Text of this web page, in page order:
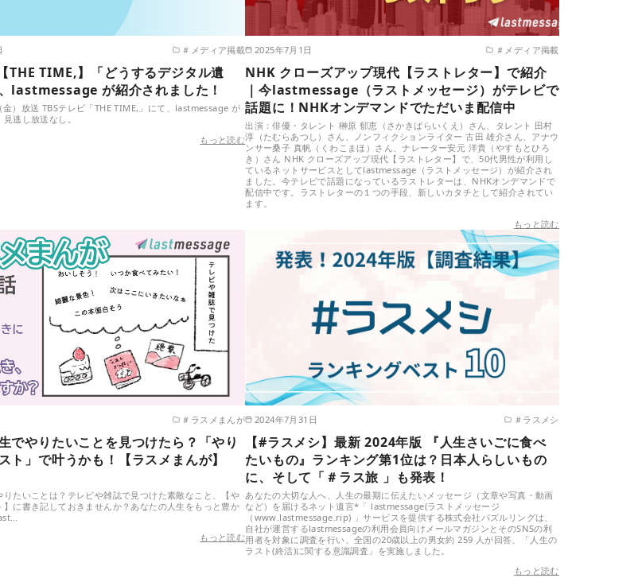
＃メディア掲載
THE TIME,】「どうするデジタル遺
lastmessage が紹介されました！
）放送 TBSテレビ「THE TIME,」にて、lastmessage が
逃し放送なし。
もっと読む
2025年7月1日 ＃メディア掲載
NHK クローズアップ現代【ラストレター】で紹介
｜今lastmessage（ラストメッセージ）がテレビで
話題に！NHKオンデマンドでただいま配信中
出演：俳優・タレント 榊原 郁恵（さかきばらいくえ）さん、タレント 田村
淳（たむらあつし）さん、ノンフィクションライター 古田 雄介さん、アナウ
ンサー桑子 真帆（くわこまほ）さん、ナレーター安元 洋貴（やすもとひろ
き）さん NHK クローズアップ現代【ラストレター】で、50代男性が利用し
ているネットサービスとしてlastmessage（ラストメッセージ）が紹介され
ました。今テレビで話題になっているラストレターは、NHKオンデマンドで
配信中です。ラストレターの１つの手段、新しいカタチとして紹介されてい
ます。
もっと読む
＃ラスメまんが
でやりたいことを見つけたら？「やり
ト」で叶うかも！【ラスメまんが】
りたいことは？テレビや雑誌で見つけた素敵なこと、【や
】に書き記しておきませんか？あなたの人生をもっと豊か
もっと読む
2024年7月31日 ＃ラスメシ
【#ラスメシ】最新 2024年版 『人生さいごに食べ
たいもの』ランキング第1位は？日本人らしいもの
に、そして「＃ラス旅 」も発表！
あなたの大切な人へ、人生の最期に伝えたいメッセージ（文章や写真・動画
など）を届けるネット遺言*「 lastmessage(ラストメッセージ
（www.lastmessage.rip) 」サービスを提供する株式会社パズルリングは、
自社が運営するlastmessageの利用会員向けメールマガジンとそのSNSの利
用者を対象に調査を行い、全国の20歳以上の男女約 259 人が回答、「人生の
ラスト(終活)に関する意識調査」を実施しました。
もっと読む